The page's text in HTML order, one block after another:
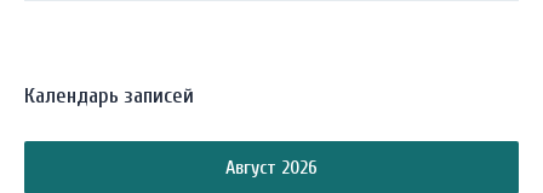
Календарь записей
Август 2026